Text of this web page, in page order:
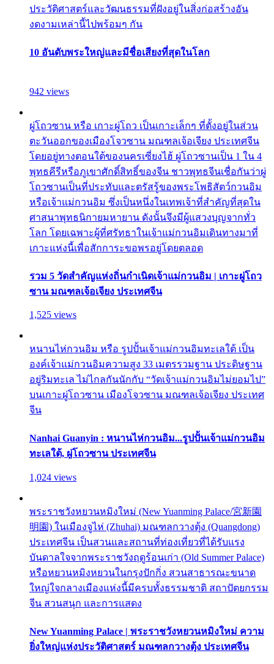
ประวัติศาสตร์และวัฒนธรรมที่ฝังอยู่ในสิ่งก่อสร้างอัน
งดงามเหล่านี้ไปพร้อมๆ กัน
10 อันดับพระใหญ่และมีชื่อเสียงที่สุดในโลก
942 views
ผู่โถวซาน หรือ เกาะผู่โถว เป็นเกาะเล็กๆ ที่ตั้งอยู่ในส่วน
ตะวันออกของเมืองโจวซาน มณฑลเจ้อเจียง ประเทศจีน
โดยอยู่ทางตอนใต้ของนครเซี่ยงไฮ้ ผู่โถวซานเป็น 1 ใน 4
พุทธคีรีหรือภูเขาศักดิ์สิทธิ์ของจีน ชาวพุทธจีนเชื่อกันว่าผู่
โถวซานเป็นที่ประทับและตรัสรู้ของพระโพธิสัตว์กวนอิม
หรือเจ้าแม่กวนอิม ซึ่งเป็นหนึ่งในเทพเจ้าที่สำคัญที่สุดใน
ศาสนาพุทธนิกายมหายาน ดังนั้นจึงมีผู้แสวงบุญจากทั่ว
โลก โดยเฉพาะผู้ที่ศรัทธาในเจ้าแม่กวนอิมเดินทางมาที่
เกาะแห่งนี้เพื่อสักการะขอพรอยู่โดยตลอด
รวม 5 วัดสำคัญแห่งถิ่นกำเนิดเจ้าแม่กวนอิม | เกาะผู่โถว
ซาน มณฑลเจ้อเจียง ประเทศจีน
1,525 views
หนานไห่กวนอิม หรือ รูปปั้นเจ้าแม่กวนอิมทะเลใต้ เป็น
องค์เจ้าแม่กวนอิมความสูง 33 เมตรรวมฐาน ประดิษฐาน
อยู่ริมทะเล ไม่ไกลกันนักกับ “วัดเจ้าแม่กวนอิมไม่ยอมไป”
บนเกาะผู่โถวซาน เมืองโจวซาน มณฑลเจ้อเจียง ประเทศ
จีน
Nanhai Guanyin : หนานไห่กวนอิม...รูปปั้นเจ้าแม่กวนอิม
ทะเลใต้, ผู่โถวซาน ประเทศจีน
1,024 views
พระราชวังหยวนหมิงใหม่ (New Yuanming Palace/宮新園
明園) ในเมืองจูไห่ (Zhuhai) มณฑลกวางตุ้ง (Quangdong)
ประเทศจีน เป็นสวนและสถานที่ท่องเที่ยวที่ได้รับแรง
บันดาลใจจากพระราชวังฤดูร้อนเก่า (Old Summer Palace)
หรือหยวนหมิงหยวนในกรุงปักกิ่ง สวนสาธารณะขนาด
ใหญ่ใจกลางเมืองแห่งนี้มีครบทั้งธรรมชาติ สถาปัตยกรรม
จีน สวนสนุก และการแสดง
New Yuanming Palace | พระราชวังหยวนหมิงใหม่ ความ
ยิ่งใหญ่แห่งประวัติศาสตร์ มณฑลกวางตุ้ง ประเทศจีน